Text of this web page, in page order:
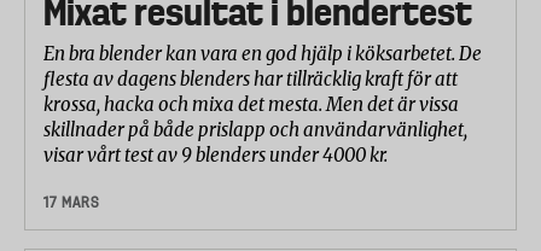
Mixat resultat i blendertest
En bra blender kan vara en god hjälp i köksarbetet. De
flesta av dagens blenders har tillräcklig kraft för att
krossa, hacka och mixa det mesta. Men det är vissa
skillnader på både prislapp och användarvänlighet,
visar vårt test av 9 blenders under 4000 kr.
17 MARS